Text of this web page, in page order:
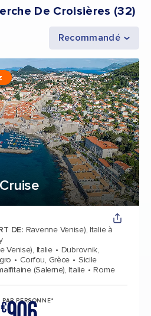
De Croisières (32)
Recommandé
DE: Ravenne Venise), Italie à
Venise), Italie
Dubrovnik,
Corfou, Grèce
Sicile
(Salerne), Italie
Rome
PAR PERSONNE*
€